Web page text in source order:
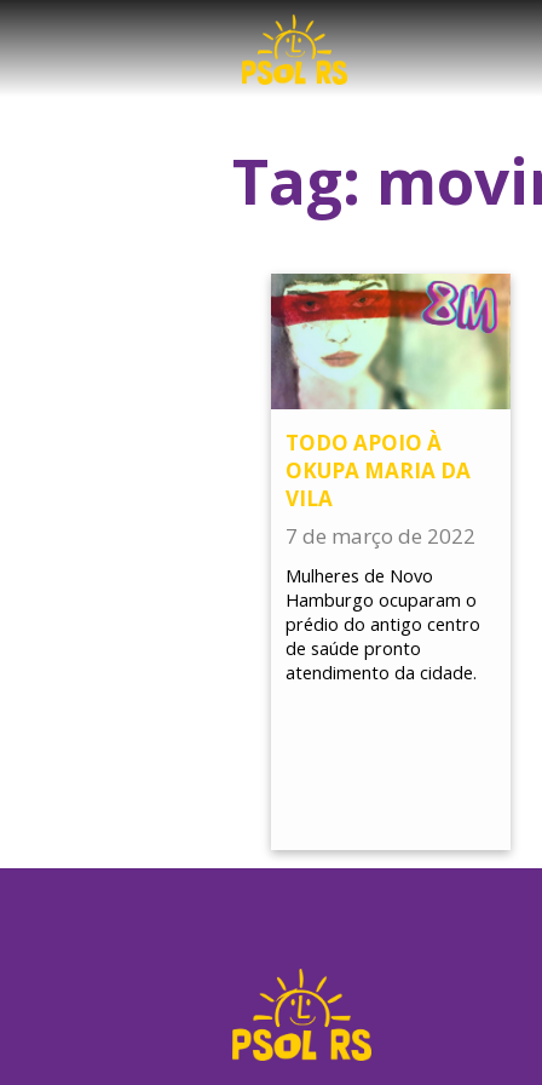
Tag:
TODO APOIO À
OKUPA MARIA DA
VILA
7 de março de 2022
Mulheres de Novo
Hamburgo ocuparam o
prédio do antigo centro
de saúde pronto
atendimento da cidade.